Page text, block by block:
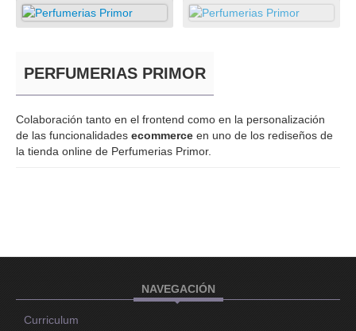
PERFUMERIAS PRIMOR
Colaboración tanto en el frontend como en la personalización
de las funcionalidades ecommerce en uno de los rediseños de
la tienda online de Perfumerias Primor.
NAVEGACIÓN
Curriculum